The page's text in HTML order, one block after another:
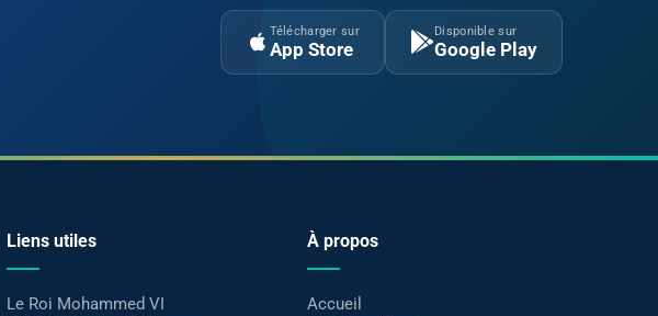
Télécharger sur
App Store
Disponible sur
Google Play
Liens utiles
Le Roi Mohammed VI
À propos
Accueil